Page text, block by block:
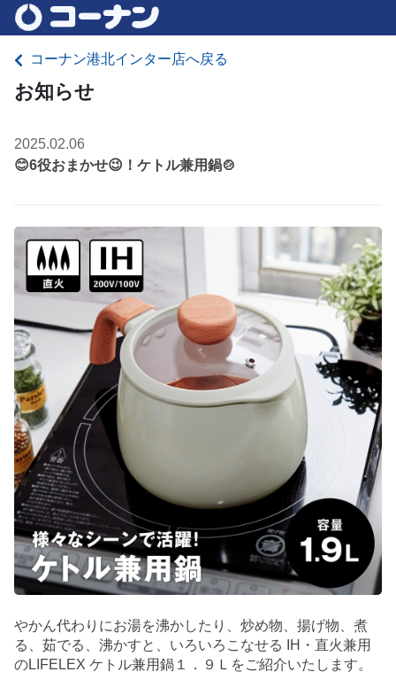
コーナン港北インター店へ戻る
お知らせ
2025.02.06
😊6役おまかせ😉！ケトル兼用鍋🍲
やかん代わりにお湯を沸かしたり、炒め物、揚げ物、煮
る、茹でる、沸かすと、いろいろこなせる IH・直火兼用
のLIFELEX ケトル兼用鍋１．９Ｌをご紹介いたします。